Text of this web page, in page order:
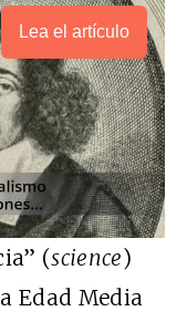
Lea el artículo
(science)
Edad Media